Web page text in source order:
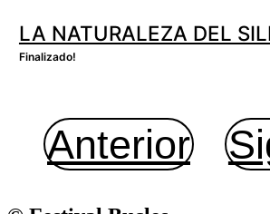
LA NATURALEZA DEL
Finalizado!
Anterior